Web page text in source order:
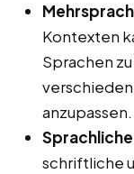
Kontexten
Sprachen
anzupassen.
schriftliche